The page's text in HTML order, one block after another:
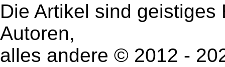
Die Artikel sind
Autoren,
alles andere © 2012 -